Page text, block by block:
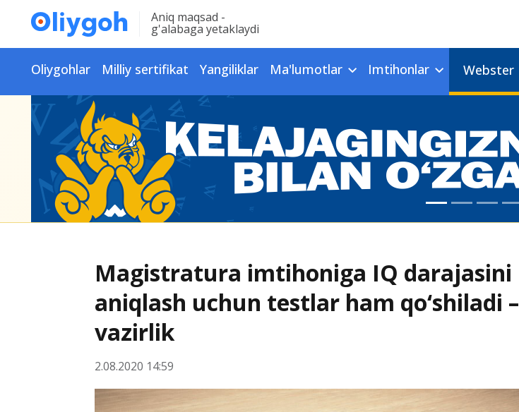
Aniq maqsad -
g'alabaga yetaklaydi
Oliygohlar Milliy sertifikat Yangiliklar Ma'lumotlar Imtihonlar Webster
Magistratura imtihoniga IQ darajasini
aniqlash uchun testlar ham qo‘shiladi –
vazirlik
2.08.2020 14:59